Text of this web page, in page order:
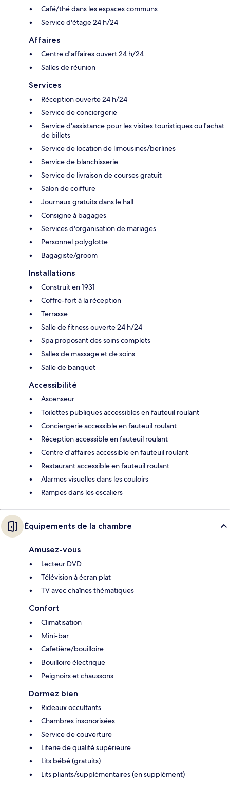
Café/thé dans les espaces communs
Service d'étage 24 h/24
Affaires
Centre d'affaires ouvert 24 h/24
Salles de réunion
Services
Réception ouverte 24 h/24
Service de conciergerie
Service d'assistance pour les visites touristiques ou l'achat
de billets
Service de location de limousines/berlines
Service de blanchisserie
Service de livraison de courses gratuit
Salon de coiffure
Journaux gratuits dans le hall
Consigne à bagages
Services d'organisation de mariages
Personnel polyglotte
Bagagiste/groom
Installations
Construit en 1931
Coffre-fort à la réception
Terrasse
Salle de fitness ouverte 24 h/24
Spa proposant des soins complets
Salles de massage et de soins
Salle de banquet
Accessibilité
Ascenseur
Toilettes publiques accessibles en fauteuil roulant
Conciergerie accessible en fauteuil roulant
Réception accessible en fauteuil roulant
Centre d'affaires accessible en fauteuil roulant
Restaurant accessible en fauteuil roulant
Alarmes visuelles dans les couloirs
Rampes dans les escaliers
Équipements de la chambre
Amusez-vous
Lecteur DVD
Télévision à écran plat
TV avec chaînes thématiques
Confort
Climatisation
Mini-bar
Cafetière/bouilloire
Bouilloire électrique
Peignoirs et chaussons
Dormez bien
Rideaux occultants
Chambres insonorisées
Service de couverture
Literie de qualité supérieure
Lits bébé (gratuits)
Lits pliants/supplémentaires (en supplément)